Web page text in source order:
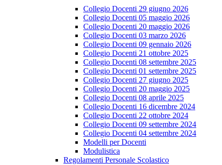
Collegio Docenti 29 giugno 2026
Collegio Docenti 05 maggio 2026
Collegio Docenti 20 maggio 2026
Collegio Docenti 03 marzo 2026
Collegio Docenti 09 gennaio 2026
Collegio Docenti 21 ottobre 2025
Collegio Docenti 08 settembre 2025
Collegio Docenti 01 settembre 2025
Collegio Docenti 27 giugno 2025
Collegio Docenti 20 maggio 2025
Collegio Docenti 08 aprile 2025
Collegio Docenti 16 dicembre 2024
Collegio Docenti 22 ottobre 2024
Collegio Docenti 09 settembre 2024
Collegio Docenti 04 settembre 2024
Modelli per Docenti
Modulistica
Regolamenti Personale Scolastico